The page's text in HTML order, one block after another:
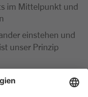
im Mittelpunkt und
einstehen und
unser Prinzip
Anschluss an deine